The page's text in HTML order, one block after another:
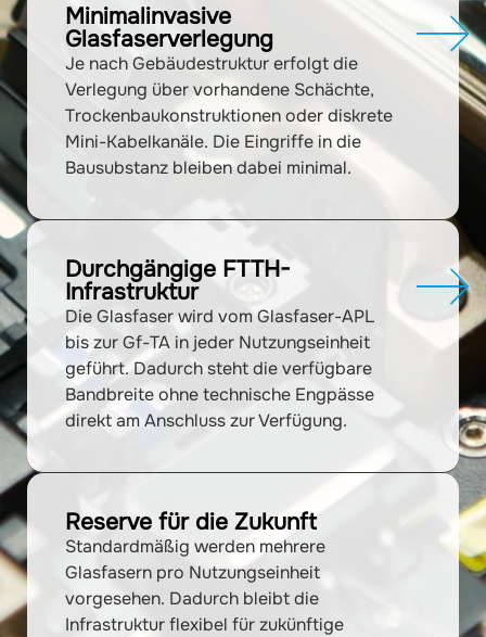
Minimalinvasive
Glasfaserverlegung
Je nach Gebäudestruktur erfolgt die
Verlegung über vorhandene Schächte,
Trockenbaukonstruktionen oder diskrete
Mini-Kabelkanäle. Die Eingriffe in die
Bausubstanz bleiben dabei minimal.
Durchgängige FTTH-
Infrastruktur
Die Glasfaser wird vom Glasfaser-APL
bis zur Gf-TA in jeder Nutzungseinheit
geführt. Dadurch steht die verfügbare
Bandbreite ohne technische Engpässe
direkt am Anschluss zur Verfügung.
Reserve für die Zukunft
Standardmäßig werden mehrere
Glasfasern pro Nutzungseinheit
vorgesehen. Dadurch bleibt die
Infrastruktur flexibel für zukünftige